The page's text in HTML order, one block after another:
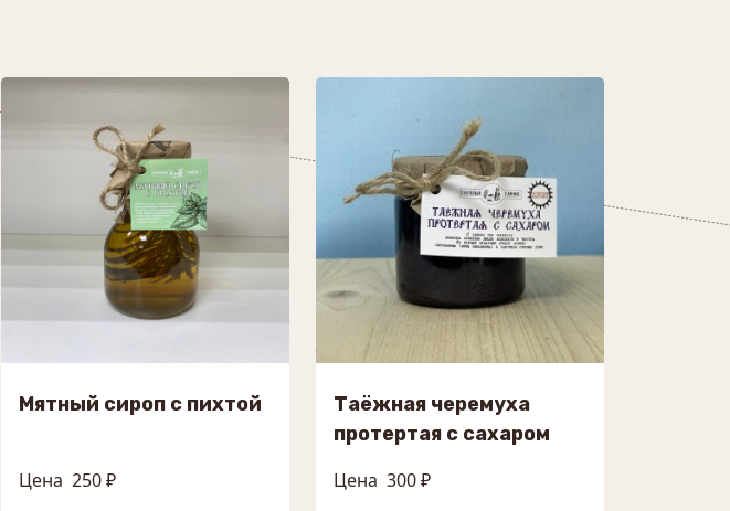
Мятный сироп с пихтой
Цена 250 ₽
Таёжная черемуха
протертая с сахаром
Цена 300 ₽